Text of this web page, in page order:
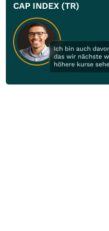
CAP INDEX (TR)